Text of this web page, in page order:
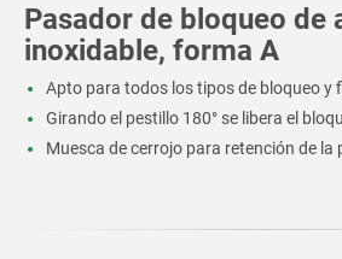
Pasador de bloqueo de
inoxidable, forma A
Apto para todos los tipos de bloqueo y
Girando el pestillo 180° se libera el
Muesca de cerrojo para retención de la